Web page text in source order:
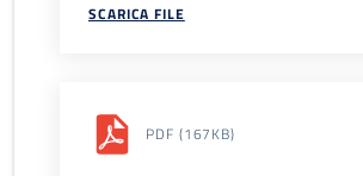
SCARICA FILE
PDF (167KB)